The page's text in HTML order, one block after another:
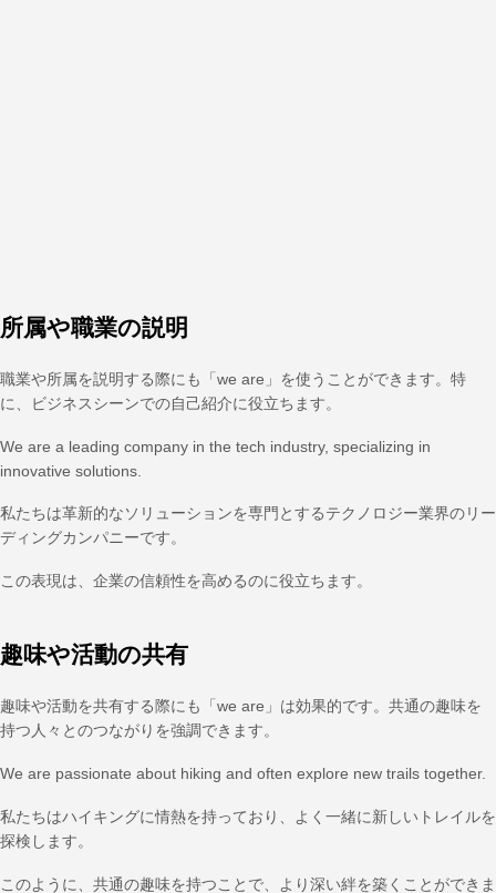
所属や職業の説明
職業や所属を説明する際にも「we are」を使うことができます。特
に、ビジネスシーンでの自己紹介に役立ちます。
We are a leading company in the tech industry, specializing in
innovative solutions.
私たちは革新的なソリューションを専門とするテクノロジー業界のリー
ディングカンパニーです。
この表現は、企業の信頼性を高めるのに役立ちます。
趣味や活動の共有
趣味や活動を共有する際にも「we are」は効果的です。共通の趣味を
持つ人々とのつながりを強調できます。
We are passionate about hiking and often explore new trails together.
私たちはハイキングに情熱を持っており、よく一緒に新しいトレイルを
探検します。
このように、共通の趣味を持つことで、より深い絆を築くことができま